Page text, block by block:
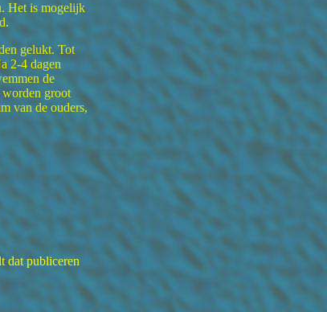
Het is mogelijk
gelukt. Tot
2-4 dagen
de
groot
van de ouders,
dat publiceren